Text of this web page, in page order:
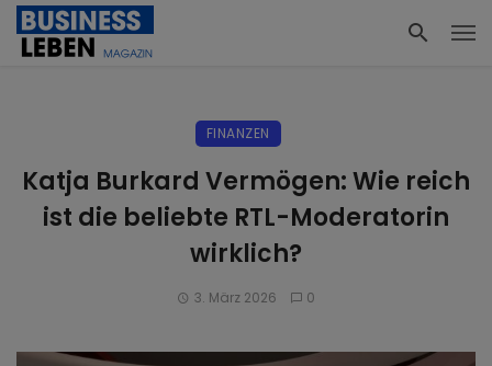
FINANZEN
Katja Burkard Vermögen: Wie reich
ist die beliebte RTL-Moderatorin
wirklich?
3. März 2026 0